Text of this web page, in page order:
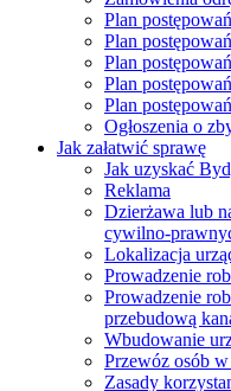
Plan
Plan
Plan
Plan
Plan
Ogłoszenia o
Jak załatwić sprawę
Jak uzyskać
Reklama
Dzierżawa lub
cywilno-
Lokalizacja
Prowadzenie
Prowadzenie
przebudową
Wbudowanie
Przewóz osób
Zasady